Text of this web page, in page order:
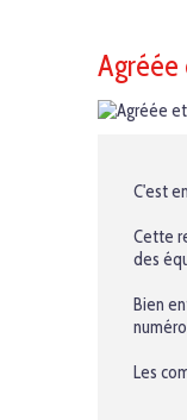
Agréée
C'est
Cette
des
Bien
Les